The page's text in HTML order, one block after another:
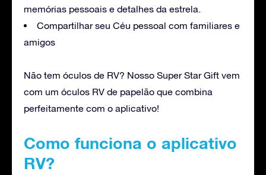
memórias pessoais e detalhes da estrela.
Compartilhar seu Céu pessoal com familiares e
amigos
Não tem óculos de RV? Nosso Super Star Gift vem
com um óculos RV de papelão que combina
perfeitamente com o aplicativo!
Como funciona o aplicativo
RV?